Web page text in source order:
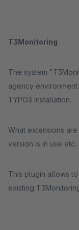
T3Monitoring
The system
agency
TYPO3 installation.
What extensions
version is in use etc..
This plugin allows
existing